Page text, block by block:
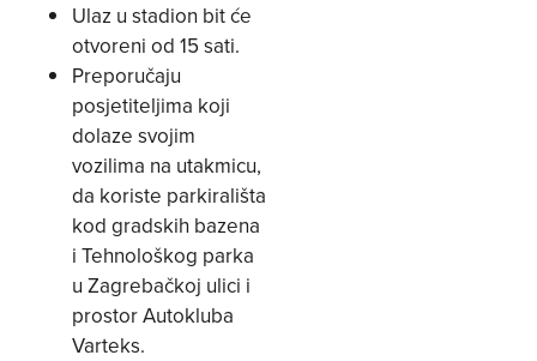
Ulaz u stadion bit će
otvoreni od 15 sati.
Preporučaju
posjetiteljima koji
dolaze svojim
vozilima na utakmicu,
da koriste parkirališta
kod gradskih bazena
i Tehnološkog parka
u Zagrebačkoj ulici i
prostor Autokluba
Varteks.